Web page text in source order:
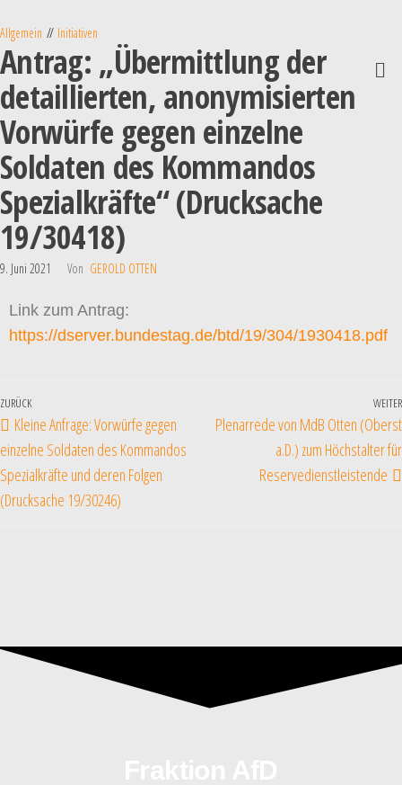
Allgemein Initiativen
Antrag: „Übermittlung der
detaillierten, anonymisierten
Vorwürfe gegen einzelne
Soldaten des Kommandos
Spezialkräfte“ (Drucksache
19/30418)
9. Juni 2021 Von GEROLD OTTEN
Link zum Antrag:
https://dserver.bundestag.de/btd/19/304/1930418.pdf
ZURÜCK
Kleine Anfrage: Vorwürfe gegen
einzelne Soldaten des Kommandos
Spezialkräfte und deren Folgen
(Drucksache 19/30246)
WEITER
Plenarrede von MdB Otten (Oberst
a.D.) zum Höchstalter für
Reservedienstleistende